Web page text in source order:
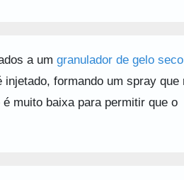
a um granulador de gelo seco
formando um spray que
muito baixa para permitir que o